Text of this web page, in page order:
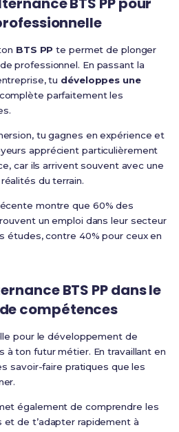
BTS PP te permet de plonger
professionnel. En passant la
tu développes une
parfaitement les
tu gagnes en expérience et
apprécient particulièrement
car ils arrivent souvent avec une
du terrain.
montre que 60% des
un emploi dans leur secteur
études, contre 40% pour ceux en
BTS PPdans le
compétences
pour le développement de
ton futur métier. En travaillant en
savoir-faire pratiques que les
également de comprendre les
de t’adapter rapidement à